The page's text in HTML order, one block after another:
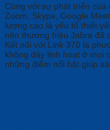
Cùng với sự phát triển
Zoom, Skype, Google
lượng cao là yếu tố thiết
nên thương hiệu Jabra đã
Kết nối với Link 370 là
không dây linh hoạt ở mọi
những điểm nổi bật giúp